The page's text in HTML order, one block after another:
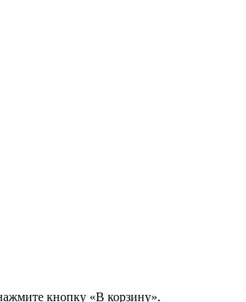
кнопку «В корзину».